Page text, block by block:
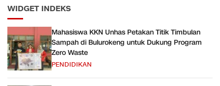
WIDGET INDEKS
Mahasiswa KKN Unhas Petakan Titik Timbulan
Sampah di Bulurokeng untuk Dukung Program
Zero Waste
PENDIDIKAN